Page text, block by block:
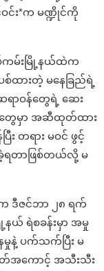
ဝင်း*က မဏ္ဍိုင်ကို
ကမ်းမြို့နယ်ထဲက
ထားတဲ့ မနေခြည်ရဲ့
ရာဝန်တွေရဲ့ ဆေး
တွေမှာ အဆီထုတ်ထား
း တရား မဝင် ဖွင့်
ခဲ့ရတာဖြစ်တယ်လို့ မ
ဒီဇင်ဘာ ၂၈ ရက်
နယ် ရဲစခန်းမှာ အမှု
မှုနဲ့ ပက်သက်ပြီး မ
အကောင့် အသီးသီး